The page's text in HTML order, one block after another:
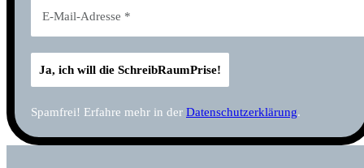
Spamfrei! Erfahre mehr in der Datenschutzerklärung.